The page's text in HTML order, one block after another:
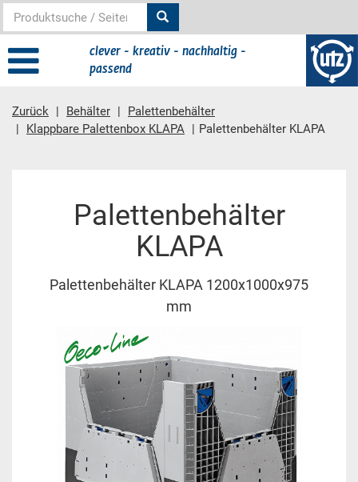
clever - kreativ - nachhaltig -
passend
Zurück Behälter
Palettenbehälter
Klappbare Palettenbox KLAPA
Palettenbehälter KLAPA
Palettenbehälter
KLAPA
Palettenbehälter KLAPA 1200x1000x975
mm